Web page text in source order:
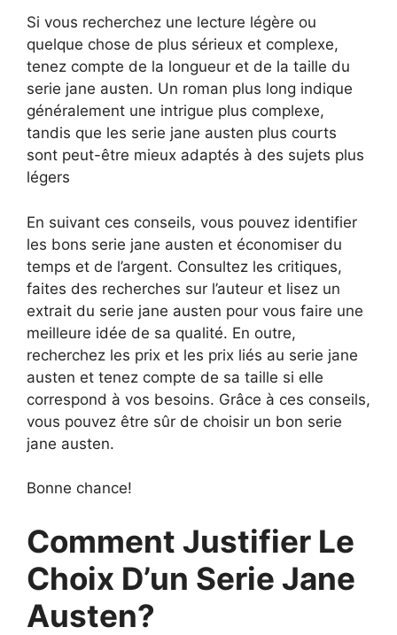
Si vous recherchez une lecture légère ou
quelque chose de plus sérieux et complexe,
tenez compte de la longueur et de la taille du
serie jane austen. Un roman plus long indique
généralement une intrigue plus complexe,
tandis que les serie jane austen plus courts
sont peut-être mieux adaptés à des sujets plus
légers
En suivant ces conseils, vous pouvez identifier
les bons serie jane austen et économiser du
temps et de l’argent. Consultez les critiques,
faites des recherches sur l’auteur et lisez un
extrait du serie jane austen pour vous faire une
meilleure idée de sa qualité. En outre,
recherchez les prix et les prix liés au serie jane
austen et tenez compte de sa taille si elle
correspond à vos besoins. Grâce à ces conseils,
vous pouvez être sûr de choisir un bon serie
jane austen.
Bonne chance!
Comment Justifier Le
Choix D’un Serie Jane
Austen?